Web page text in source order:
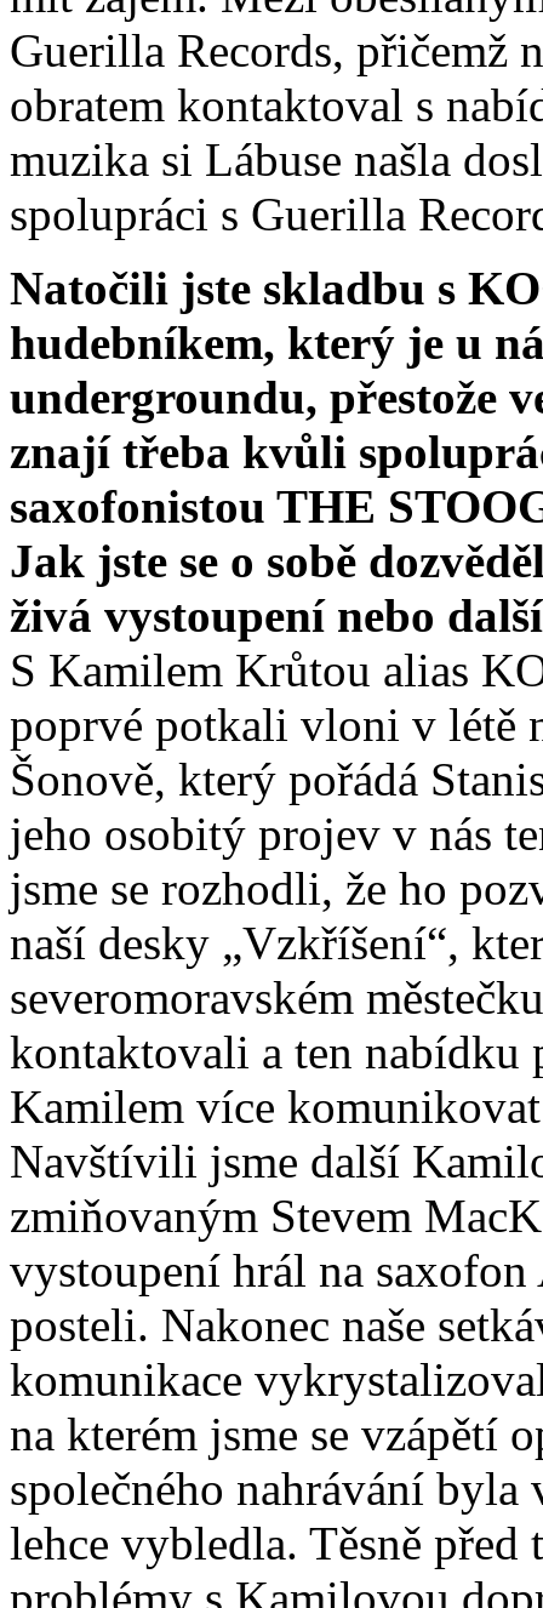
Guerilla Records, přičemž
obratem kontaktoval s
muzika si Lábuse našla
spolupráci s Guerilla
Natočili jste skladbu s
hudebníkem, který je u
undergroundu, přestože
znají třeba kvůli
saxofonistou THE
Jak jste se o sobě
živá vystoupení nebo
S Kamilem Krůtou alias
poprvé potkali vloni v létě
Šonově, který pořádá
jeho osobitý projev v nás
jsme se rozhodli, že ho
naší desky „Vzkříšení“,
severomoravském
kontaktovali a ten nabídku
Kamilem více
Navštívili jsme další
zmiňovaným Stevem
vystoupení hrál na
posteli. Nakonec naše
komunikace
na kterém jsme se vzápětí
společného nahrávání
lehce vybledla. Těsně
problémy s Kamilovou